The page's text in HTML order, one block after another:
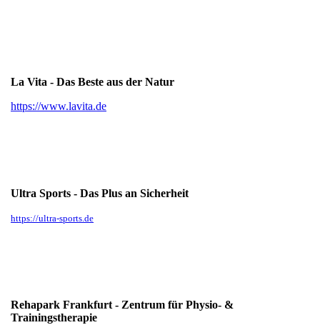
La Vita - Das Beste aus der Natur
https://www.lavita.de
Ultra Sports - Das Plus an Sicherheit
https://ultra-sports.de
Rehapark Frankfurt - Zentrum für Physio- &
Trainingstherapie